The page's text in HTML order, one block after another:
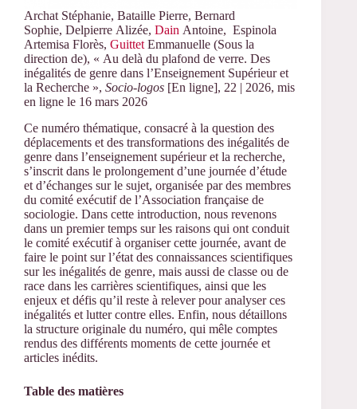
Archat Stéphanie, Bataille Pierre, Bernard
Sophie, Delpierre Alizée, Dain Antoine, Espinola
Artemisa Florès, Guittet Emmanuelle (Sous la
direction de), « Au delà du plafond de verre. Des
inégalités de genre dans l’Enseignement Supérieur et
la Recherche », Socio-logos [En ligne], 22 | 2026, mis
en ligne le 16 mars 2026
Ce numéro thématique, consacré à la question des
déplacements et des transformations des inégalités de
genre dans l’enseignement supérieur et la recherche,
s’inscrit dans le prolongement d’une journée d’étude
et d’échanges sur le sujet, organisée par des membres
du comité exécutif de l’Association française de
sociologie. Dans cette introduction, nous revenons
dans un premier temps sur les raisons qui ont conduit
le comité exécutif à organiser cette journée, avant de
faire le point sur l’état des connaissances scientifiques
sur les inégalités de genre, mais aussi de classe ou de
race dans les carrières scientifiques, ainsi que les
enjeux et défis qu’il reste à relever pour analyser ces
inégalités et lutter contre elles. Enfin, nous détaillons
la structure originale du numéro, qui mêle comptes
rendus des différents moments de cette journée et
articles inédits.
Table des matières